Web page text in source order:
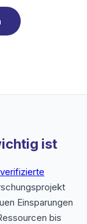
ist
Einsparungen
bis